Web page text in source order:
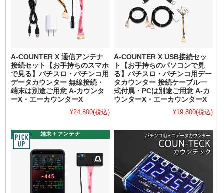
A-COUNTER X 通信アンテナ
接続セット【お手持ちのスマホ
で見る】パチスロ・パチンコ用
データカウンター 無線接続・
端末は別途ご用意 A-カウンタ
ーX・エーカウンターX
¥24,800(税込)
A-COUNTER X USB接続セッ
ト【お手持ちのパソコンで見
る】パチスロ・パチンコ用デー
タカウンター 接続ケーブル一
式付属・PCは別途ご用意 A-カ
ウンターX・エーカウンターX
¥19,800(税込)